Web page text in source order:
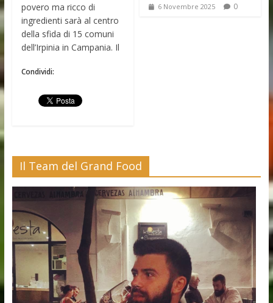
povero ma ricco di
ingredienti sarà al centro
della sfida di 15 comuni
dell’Irpinia in Campania. Il
Condividi:
6 Novembre 2025 0
Il Team del Grand Food